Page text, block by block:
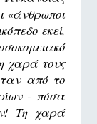
«άνθρωποι
εκεί,
χαρά τους
από το
- πόσα
Τη χαρά